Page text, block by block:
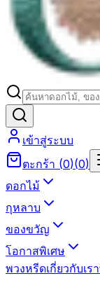
เข้าสู่ระบบ
ตะกร้า (0)(0)
ดอกไม้
กุหลาบ
ของขวัญ
โอกาสพิเศษ
พวงหรีดเกี่ยวกับเรา